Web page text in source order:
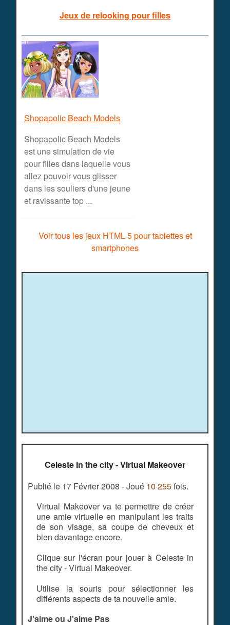
Jeux de relooking pour filles
Shopapolic Beach Models
Shopapolic Beach Models
est une simulation de vie
pour filles dans laquelle vous
allez pouvoir vous glisser
dans les souliers d'une jeune
et ravissante top ...
Voir tous les jeux HTML 5 pour tablettes et
smartphones
Celeste in the city - Virtual Makeover
Publié le 17 Février 2008 - Joué 10 255fois.
Virtual Makeover va te permettre de créer
une amie virtuelle en manipulant les traits
de son visage, sa coupe de cheveux et
bien davantage encore.
Clique sur l'écran pour jouer à Celeste in
the city - Virtual Makeover.
Utilise la souris pour sélectionner les
différents aspects de ta nouvelle amie.
J'aime ou J'aime Pas